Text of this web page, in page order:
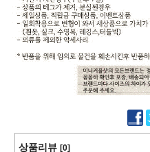
상품리뷰 [0]